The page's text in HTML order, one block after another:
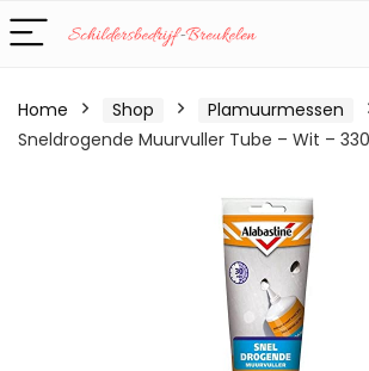
Home Shop Plamuurmessen
Sneldrogende Muurvuller Tube – Wit –